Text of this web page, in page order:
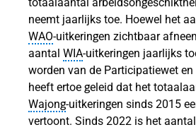
totaalaantal
neemt jaarlijks toe. Hoewel het
WAO‑uitkeringen zichtbaar
aantalWIA‑uitkeringen jaarlijks
worden van de Participatiewet
heeft ertoe geleid dat het
Wajong‑uitkeringen sinds 2015
vertoont. Sinds 2022 is het